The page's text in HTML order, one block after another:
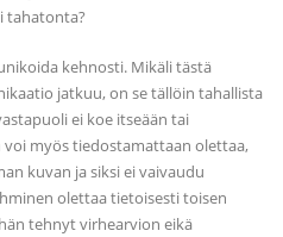
tahatonta?
kehnosti. Mikäli tästä
jatkuu, on se tällöin tahallista
ei koe itseään tai
myös tiedostamattaan olettaa,
kuvan ja siksi ei vaivaudu
olettaa tietoisesti toisen
tehnyt virhearvion eikä